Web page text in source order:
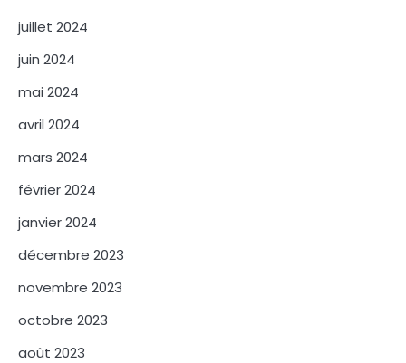
juillet 2024
juin 2024
mai 2024
avril 2024
mars 2024
février 2024
janvier 2024
décembre 2023
novembre 2023
octobre 2023
août 2023